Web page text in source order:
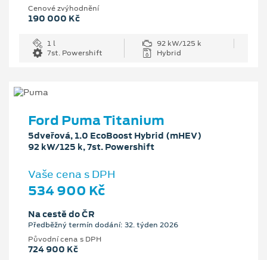
Cenové zvýhodnění
190 000 Kč
1 l
92 kW/125 k
7st. Powershift
Hybrid
Ford Puma Titanium
5dveřová, 1.0 EcoBoost Hybrid (mHEV)
92 kW/125 k, 7st. Powershift
Vaše cena s DPH
534 900 Kč
Na cestě do ČR
Předběžný termín dodání: 32. týden 2026
Původní cena s DPH
724 900 Kč